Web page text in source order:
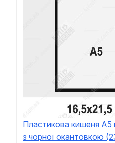
Пластикова кишеня А5
з чорної окантовкою